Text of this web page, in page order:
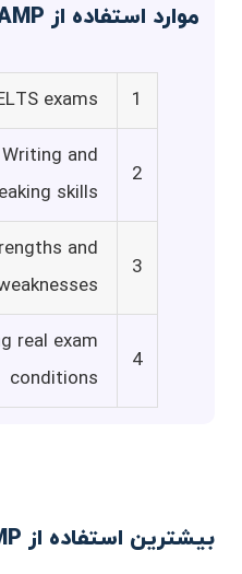
موارد استفاده از IELTS CHAMP
1
exams
2
and
skills
3
and
4
real exam
conditions
بیشترین استفاده از IELTS CHAMP